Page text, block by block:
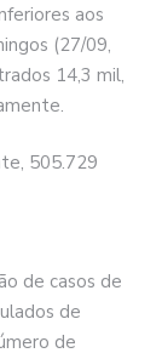
aos
(27/09,
14,3 mil,
505.729
de casos de
de
de